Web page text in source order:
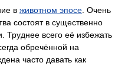
в животном эпосе. Очень
состоят в существенно
Труднее всего её избежать
обречённой на
часто давать как